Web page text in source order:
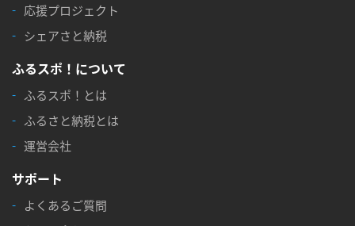
応援プロジェクト
シェアさと納税
ふるスポ！について
ふるスポ！とは
ふるさと納税とは
運営会社
サポート
よくあるご質問